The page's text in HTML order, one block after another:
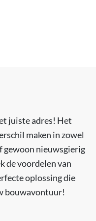
juiste adres! Het
maken in zowel
gewoon nieuwsgierig
de voordelen van
oplossing die
bouwavontuur!